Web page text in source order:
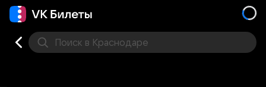
Поиск в Краснодаре